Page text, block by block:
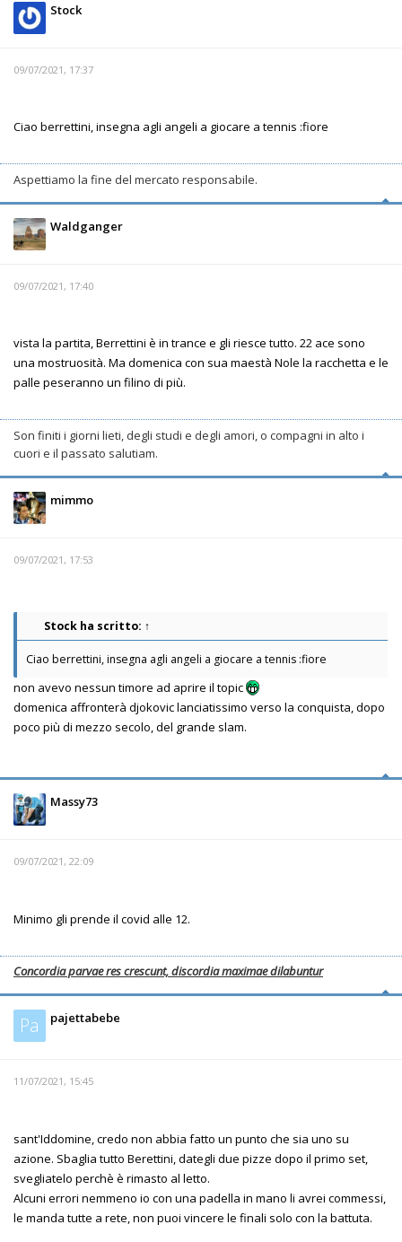
Stock
09/07/2021, 17:37
Ciao berrettini, insegna agli angeli a giocare a tennis :fiore
Aspettiamo la fine del mercato responsabile.
Waldganger
09/07/2021, 17:40
vista la partita, Berrettini è in trance e gli riesce tutto. 22 ace sono
una mostruosità. Ma domenica con sua maestà Nole la racchetta e le
palle peseranno un filino di più.
Son finiti i giorni lieti, degli studi e degli amori, o compagni in alto i
cuori e il passato salutiam.
mimmo
09/07/2021, 17:53
Stock ha scritto: ↑
Ciao berrettini, insegna agli angeli a giocare a tennis :fiore
non avevo nessun timore ad aprire il topic
domenica affronterà djokovic lanciatissimo verso la conquista, dopo
poco più di mezzo secolo, del grande slam.
Massy73
09/07/2021, 22:09
Minimo gli prende il covid alle 12.
Concordia parvae res crescunt, discordia maximae dilabuntur
Pa pajettabebe
11/07/2021, 15:45
sant'Iddomine, credo non abbia fatto un punto che sia uno su
azione. Sbaglia tutto Berettini, dategli due pizze dopo il primo set,
svegliatelo perchè è rimasto al letto.
Alcuni errori nemmeno io con una padella in mano li avrei commessi,
le manda tutte a rete, non puoi vincere le finali solo con la battuta.